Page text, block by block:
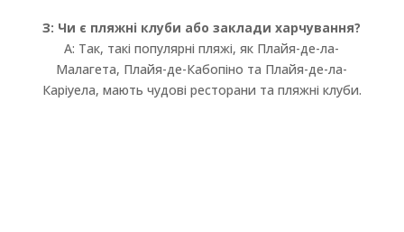
З: Чи є пляжні клуби або заклади харчування?
A: Так, такі популярні пляжі, як Плайя-де-ла-
Малагета, Плайя-де-Кабопіно та Плайя-де-ла-
Каріуела, мають чудові ресторани та пляжні клуби.